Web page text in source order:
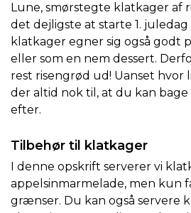
Lune, smørstegte klatkager af
det dejligste at starte 1. juledag
klatkager egner sig også godt
eller som en nem dessert.
rest risengrød ud! Uanset hvor
der altid nok til, at du kan
efter.
Tilbehør til klatkager
I denne opskrift serverer vi
appelsinmarmelade, men kun
grænser. Du kan også servere